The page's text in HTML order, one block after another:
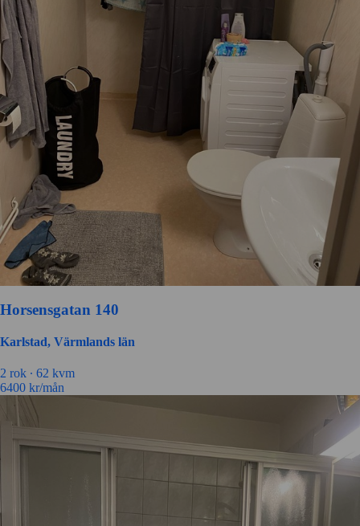
Horsensgatan 140
Karlstad, Värmlands län
2 rok ∙ 62 kvm
6400 kr/mån